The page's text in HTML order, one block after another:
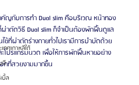
ทศเกาหลีใต้
จี
บิ้ล
ญกับการทำ Dual slim คือบริเวณ หน้าทอง
ผ่าตัดวิธี Dual slim ก็จำเป็นต้องพักฟื้นดูแล
ข้ที่ผ่าตัดร่างกายทั่วไปเรามีการบำบัดด้วย
โปรแกรมนวด เพื่อให้การพักฟื้นหายอย่าง
กที่สวยงามมากขึ้น